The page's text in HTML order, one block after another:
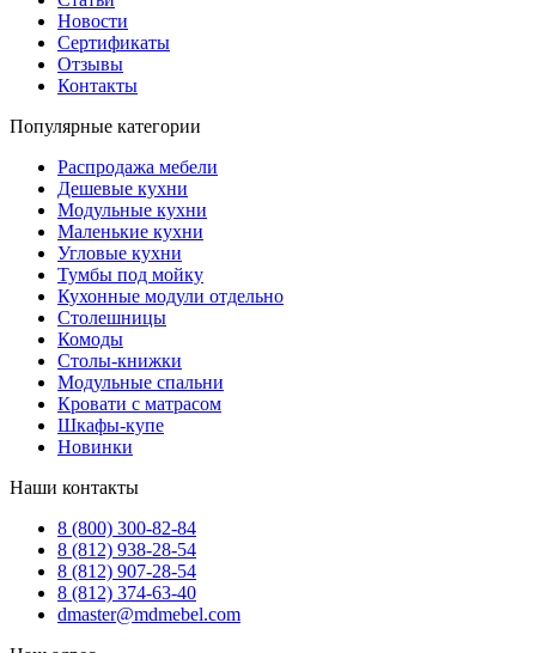
Новости
Сертификаты
Отзывы
Контакты
Популярные категории
Распродажа мебели
Дешевые кухни
Модульные кухни
Маленькие кухни
Угловые кухни
Тумбы под мойку
Кухонные модули отдельно
Столешницы
Комоды
Столы-книжки
Модульные спальни
Кровати с матрасом
Шкафы-купе
Новинки
Наши контакты
8 (800) 300-82-84
8 (812) 938-28-54
8 (812) 907-28-54
8 (812) 374-63-40
dmaster@mdmebel.com